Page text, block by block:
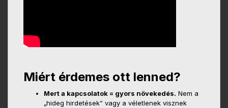
Miért érdemes ott lenned?
Mert a kapcsolatok = gyors növekedés. Nem a
„hideg hirdetések” vagy a véletlenek visznek